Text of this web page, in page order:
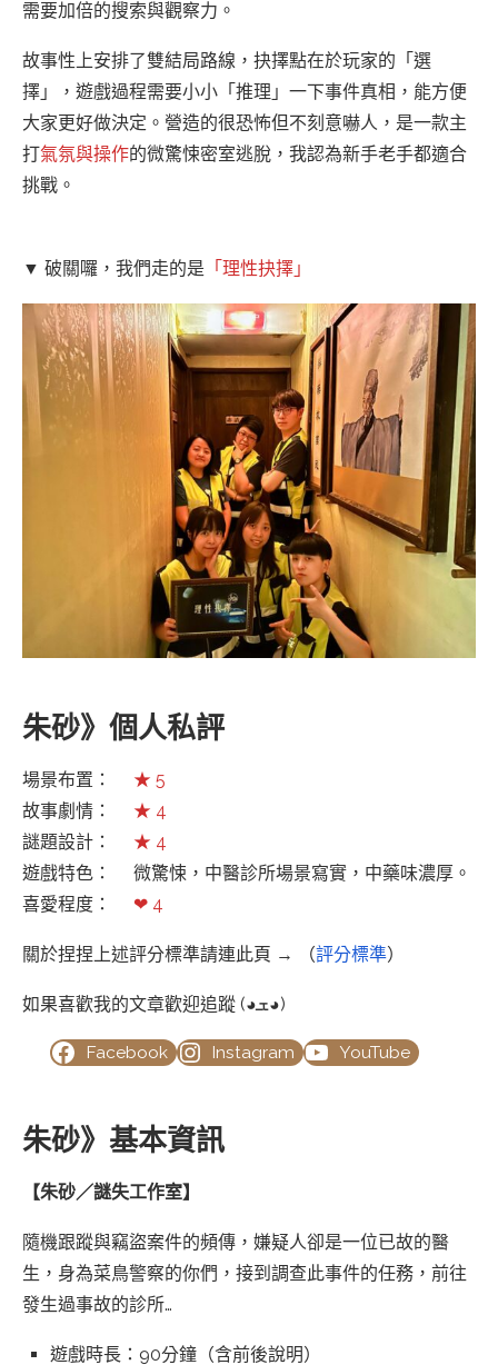
需要加倍的搜索與觀察力。
故事性上安排了雙結局路線，抉擇點在於玩家的「選
擇」，遊戲過程需要小小「推理」一下事件真相，能方便
大家更好做決定。營造的很恐怖但不刻意嚇人，是一款主
打氣氛與操作的微驚悚密室逃脫，我認為新手老手都適合
挑戰。
▼ 破關囉，我們走的是 「理性抉擇」
朱砂》個人私評
場景布置： ★ 5
故事劇情： ★ 4
謎題設計： ★ 4
遊戲特色： 微驚悚，中醫診所場景寫實，中藥味濃厚。
喜愛程度： ❤ 4
關於捏捏上述評分標準請連此頁 → （評分標準）
如果喜歡我的文章歡迎追蹤 (◕ܫ◕)
Facebook Instagram YouTube
朱砂》基本資訊
【朱砂／謎失工作室】
隨機跟蹤與竊盜案件的頻傳，嫌疑人卻是一位已故的醫
生，身為菜鳥警察的你們，接到調查此事件的任務，前往
發生過事故的診所…
遊戲時長：90分鐘（含前後說明）